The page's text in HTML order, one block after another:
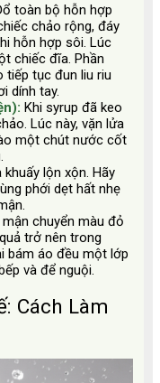
toàn bộ hỗn hợp
chảo rộng, đáy
hỗn hợp sôi. Lúc
chiếc đĩa. Phần
tục đun liu riu
dính tay.
Khi syrup đã keo
Lúc này, vặn lửa
một chút nước cốt
lộn xộn. Hãy
phới dẹt hất nhẹ
chuyển màu đỏ
trở nên trong
bám áo đều một lớp
và để nguội.
Cách Làm